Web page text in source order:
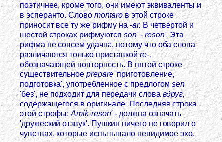
поэтичнее, кроме того, они имеют эквиваленты и
в эсперанто. Словоmontaroв этой строке
приносит все ту же рифму на -ar.В четвертой и
шестой строках рифмуются son' - reson'.Эта
рифма не совсем удачна, потому что оба слова
различаются только приставкойre-,
обозначающей повторность. В пятой строке
существительное prepare'приготовление,
подготовка', употребленное с предлогомsen
'без', не подходит для передачи словавдруг,
содержащегося в оригинале. Последняя строка
этой строфы:Amik-reson' - должна означать
'дружеский отзвук'. Пушкин ничего не говорил о
чувствах, которые испытывало невидимое эхо.